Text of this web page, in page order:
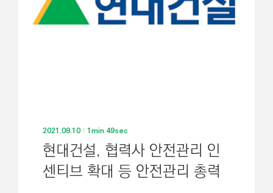
2021.08.10 1min 49sec
현대건설, 협력사 안전관리 인
센티브 확대 등 안전관리 총력